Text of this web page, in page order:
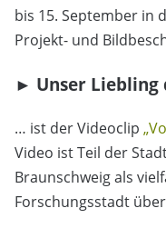
bis 15. September in
Projekt- und
► Unser Liebling
… ist der Videoclip
Video ist Teil der
Braunschweig als
Forschungsstadt